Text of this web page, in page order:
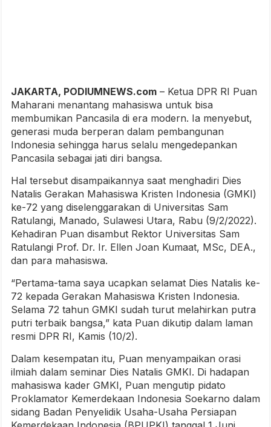
JAKARTA, PODIUMNEWS.com – Ketua DPR RI Puan
Maharani menantang mahasiswa untuk bisa
membumikan Pancasila di era modern. Ia menyebut,
generasi muda berperan dalam pembangunan
Indonesia sehingga harus selalu mengedepankan
Pancasila sebagai jati diri bangsa.
Hal tersebut disampaikannya saat menghadiri Dies
Natalis Gerakan Mahasiswa Kristen Indonesia (GMKI)
ke-72 yang diselenggarakan di Universitas Sam
Ratulangi, Manado, Sulawesi Utara, Rabu (9/2/2022).
Kehadiran Puan disambut Rektor Universitas Sam
Ratulangi Prof. Dr. Ir. Ellen Joan Kumaat, MSc, DEA.,
dan para mahasiswa.
“Pertama-tama saya ucapkan selamat Dies Natalis ke-
72 kepada Gerakan Mahasiswa Kristen Indonesia.
Selama 72 tahun GMKI sudah turut melahirkan putra
putri terbaik bangsa,” kata Puan dikutip dalam laman
resmi DPR RI, Kamis (10/2).
Dalam kesempatan itu, Puan menyampaikan orasi
ilmiah dalam seminar Dies Natalis GMKI. Di hadapan
mahasiswa kader GMKI, Puan mengutip pidato
Proklamator Kemerdekaan Indonesia Soekarno dalam
sidang Badan Penyelidik Usaha-Usaha Persiapan